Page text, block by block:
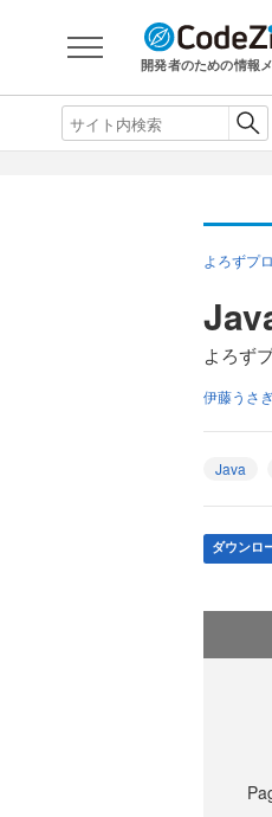
開発者のための情報
よろずプ
よろず
伊藤うさ
Java
ダウンロ